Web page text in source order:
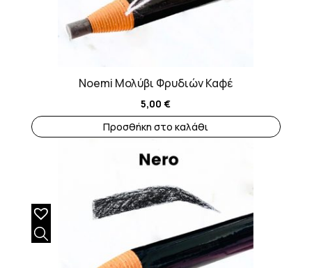
Noemi Μολύβι Φρυδιών Καφέ
5,00€
Προσθήκη στο καλάθι